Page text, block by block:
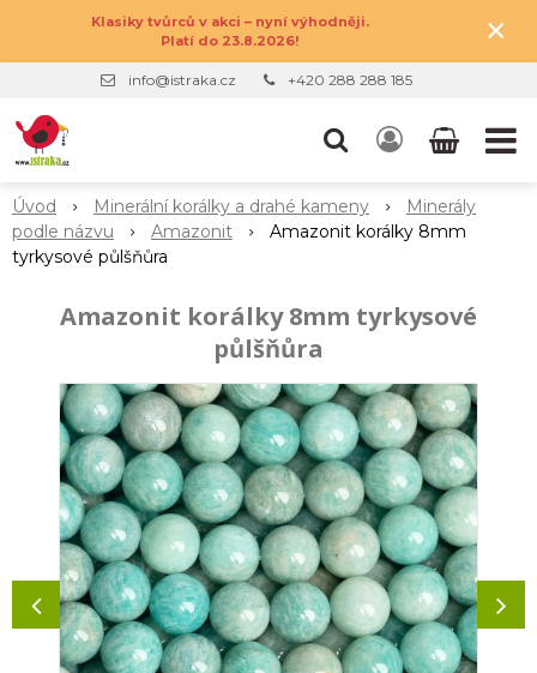
Klasiky tvůrců v akci – nyní výhodněji.
Platí do 23.8.2026!
×
info@istraka.cz +420 288 288 185
Úvod Minerální korálky a drahé kameny
Minerály
podle názvu
Amazonit
Amazonit korálky 8mm
tyrkysové půlšňůra
Amazonit korálky 8mm tyrkysové
půlšňůra